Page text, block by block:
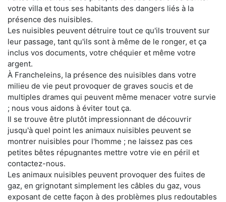
votre villa et tous ses habitants des dangers liés à la
présence des nuisibles.
Les nuisibles peuvent détruire tout ce qu'ils trouvent sur
leur passage, tant qu'ils sont à même de le ronger, et ça
inclus vos documents, votre chéquier et même votre
argent.
À Francheleins, la présence des nuisibles dans votre
milieu de vie peut provoquer de graves soucis et de
multiples drames qui peuvent même menacer votre survie
; nous vous aidons à éviter tout ça.
Il se trouve être plutôt impressionnant de découvrir
jusqu'à quel point les animaux nuisibles peuvent se
montrer nuisibles pour l'homme ; ne laissez pas ces
petites bêtes répugnantes mettre votre vie en péril et
contactez-nous.
Les animaux nuisibles peuvent provoquer des fuites de
gaz, en grignotant simplement les câbles du gaz, vous
exposant de cette façon à des problèmes plus redoutables